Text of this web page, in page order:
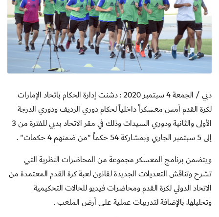
دبي / الجمعة 4 سبتمبر 2020 :
دشنت إدارة الحكام باتحاد الإمارات
لكرة القدم أمس معسكراً داخلياً لحكام دوري الرديف ودوري الدرجة
الأولى والثانية ودوري السيدات وذلك في مقر الاتحاد بدبي للفترة من 3
إلى 5 سبتمبر الجاري وبمشاركة 54 حكماً "من ضمنهم 4 حكمات" .
ويتضمن برنامج المعسكر مجموعة من المحاضرات النظرية التي
تشرح وتناقش التعديلات الجديدة لقانون لعبة كرة القدم المعتمدة من
الاتحاد الدولي لكرة القدم ومحاضرات فيديو للحالات التحكيمية
وتحليلها، بالإضافة لتدريبات عملية على أرض الملعب .